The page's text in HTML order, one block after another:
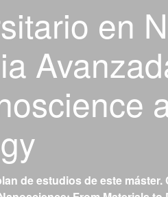
en
de estudios de este